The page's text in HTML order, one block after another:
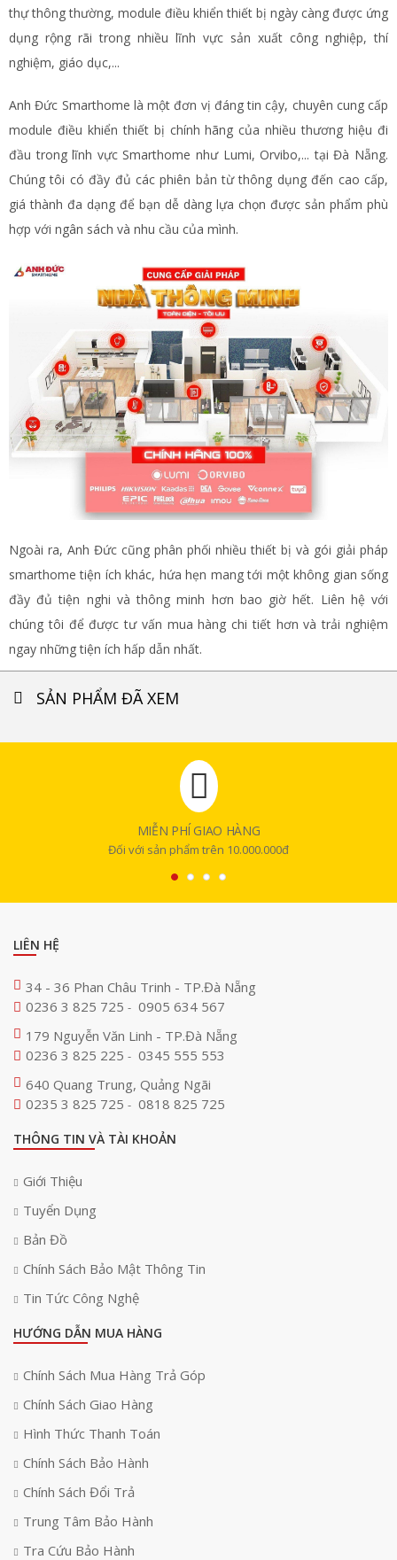
thự thông thường, module điều khiển thiết bị ngày càng được ứng
dụng rộng rãi trong nhiều lĩnh vực sản xuất công nghiệp, thí
nghiệm, giáo dục,...
Anh Đức Smarthome là một đơn vị đáng tin cậy, chuyên cung cấp
module điều khiển thiết bị chính hãng của nhiều thương hiệu đi
đầu trong lĩnh vực Smarthome như Lumi, Orvibo,... tại Đà Nẵng.
Chúng tôi có đầy đủ các phiên bản từ thông dụng đến cao cấp,
giá thành đa dạng để bạn dễ dàng lựa chọn được sản phẩm phù
hợp với ngân sách và nhu cầu của mình.
Ngoài ra, Anh Đức cũng phân phối nhiều thiết bị và gói giải pháp
smarthome tiện ích khác, hứa hẹn mang tới một không gian sống
đầy đủ tiện nghi và thông minh hơn bao giờ hết. Liên hệ với
chúng tôi để được tư vấn mua hàng chi tiết hơn và trải nghiệm
ngay những tiện ích hấp dẫn nhất.
SẢN PHẨM ĐÃ XEM
MIỄN PHÍ GIAO HÀNG
Đối với sản phẩm trên 10.000.000đ
LIÊN HỆ
34 - 36 Phan Châu Trinh - TP.Đà Nẵng
0236 3 825 725 - 0905 634 567
179 Nguyễn Văn Linh - TP.Đà Nẵng
0236 3 825 225 - 0345 555 553
640 Quang Trung, Quảng Ngãi
0235 3 825 725 - 0818 825 725
THÔNG TIN VÀ TÀI KHOẢN
Giới Thiệu
Tuyển Dụng
Bản Đồ
Chính Sách Bảo Mật Thông Tin
Tin Tức Công Nghệ
HƯỚNG DẪN MUA HÀNG
Chính Sách Mua Hàng Trả Góp
Chính Sách Giao Hàng
Hình Thức Thanh Toán
Chính Sách Bảo Hành
Chính Sách Đổi Trả
Trung Tâm Bảo Hành
Tra Cứu Bảo Hành